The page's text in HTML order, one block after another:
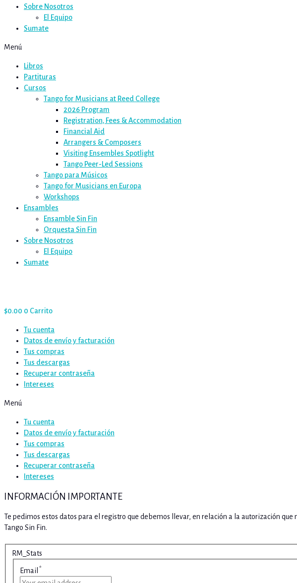
Sobre Nosotros
El Equipo
Sumate
Menú
Libros
Partituras
Cursos
Tango for Musicians at Reed College
2026 Program
Registration, Fees & Accommodation
Financial Aid
Arrangers & Composers
Visiting Ensembles Spotlight
Tango Peer-Led Sessions
Tango para Músicos
Tango for Musicians en Europa
Workshops
Ensambles
Ensamble Sin Fin
Orquesta Sin Fin
Sobre Nosotros
El Equipo
Sumate
$0.00 0 Carrito
Tu cuenta
Datos de envío y facturación
Tus compras
Tus descargas
Recuperar contraseña
Intereses
Menú
Tu cuenta
Datos de envío y facturación
Tus compras
Tus descargas
Recuperar contraseña
Intereses
INFORMACIÓN IMPORTANTE
Te pedimos estos datos para el registro que debemos llevar, en relación a la autorización
Tango Sin Fin.
RM_Stats
Email *